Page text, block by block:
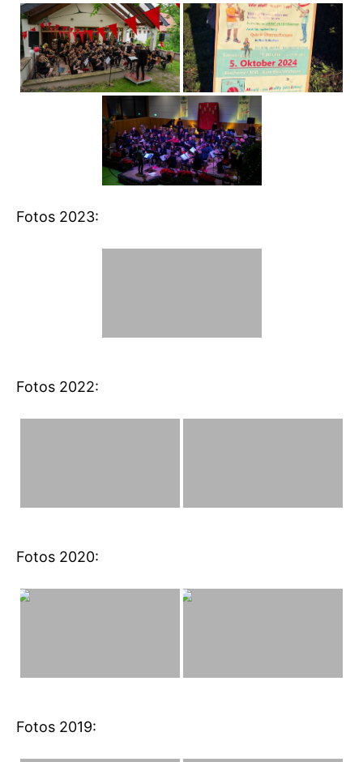
Fotos 2023:
Fotos 2022:
Fotos 2020:
Fotos 2019: